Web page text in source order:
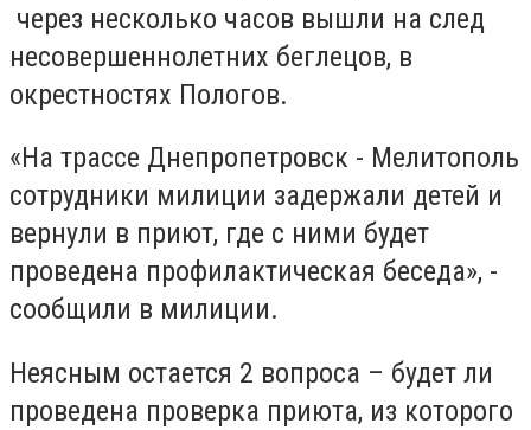
через несколько часов вышли на след
несовершеннолетних беглецов, в
окрестностях Пологов.
«На трассе Днепропетровск - Мелитополь
сотрудники милиции задержали детей и
вернули в приют, где с ними будет
проведена профилактическая беседа», -
сообщили в милиции.
Неясным остается 2 вопроса – будет ли
проведена проверка приюта, из которого